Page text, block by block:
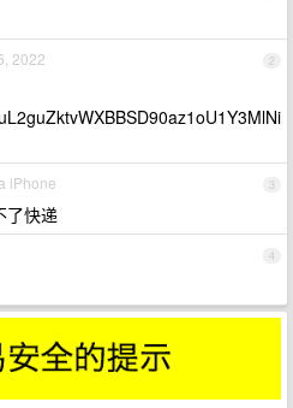
2
2022
3
iPhone
了快递
4